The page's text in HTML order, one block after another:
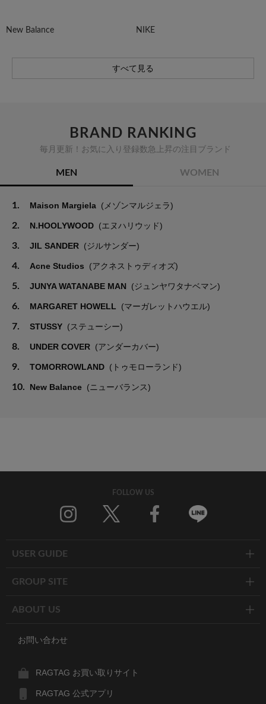
New Balance NIKE
すべて見る
BRAND RANKING
毎月更新！お気に入り登録数急上昇の注目ブランド
MEN WOMEN
1. Maison Margiela (メゾンマルジェラ)
2. N.HOOLYWOOD (エヌハリウッド)
3. JIL SANDER (ジルサンダー)
4. Acne Studios (アクネストゥディオズ)
5. JUNYA WATANABE MAN (ジュンヤワタナベマン)
6. MARGARET HOWELL (マーガレットハウエル)
7. STUSSY (ステューシー)
8. UNDER COVER (アンダーカバー)
9. TOMORROWLAND (トゥモローランド)
10. New Balance (ニューバランス)
FOLLOW US
USER GUIDE
GROUP SITE
ABOUT US
お問い合わせ
RAGTAG お買い取りサイト
RAGTAG 公式アプリ